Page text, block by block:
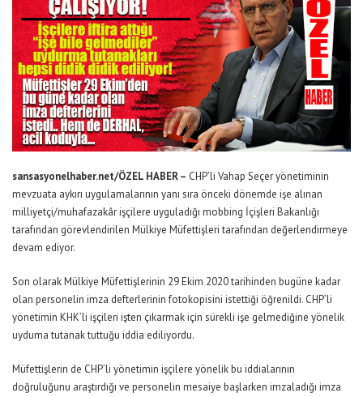
sansasyonelhaber.net/ÖZEL HABER – CHP’li Vahap Seçer yönetiminin
mevzuata aykırı uygulamalarının yanı sıra önceki dönemde işe alınan
milliyetçi/muhafazakâr işçilere uyguladığı mobbing İçişleri Bakanlığı
tarafından görevlendirilen Mülkiye Müfettişleri tarafından değerlendirmeye
devam ediyor.
Son olarak Mülkiye Müfettişlerinin 29 Ekim 2020 tarihinden bugüne kadar
olan personelin imza defterlerinin fotokopisini istettiği öğrenildi. CHP’li
yönetimin KHK’li işçileri işten çıkarmak için sürekli işe gelmediğine yönelik
uyduma tutanak tuttuğu iddia ediliyordu.
Müfettişlerin de CHP’li yönetimin işçilere yönelik bu iddialarının
doğruluğunu araştırdığı ve personelin mesaiye başlarken imzaladığı imza